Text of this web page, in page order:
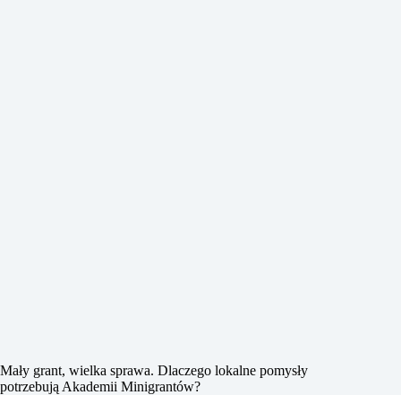
Mały grant, wielka sprawa. Dlaczego lokalne pomysły
potrzebują Akademii Minigrantów?